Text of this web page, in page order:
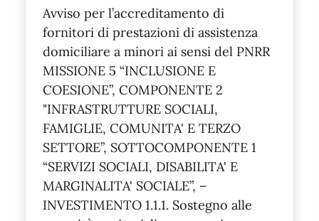
Avviso per l’accreditamento di
fornitori di prestazioni di assistenza
domiciliare a minori ai sensi del PNRR
MISSIONE 5 “INCLUSIONE E
COESIONE”, COMPONENTE 2
"INFRASTRUTTURE SOCIALI,
FAMIGLIE, COMUNITA' E TERZO
SETTORE”, SOTTOCOMPONENTE 1
“SERVIZI SOCIALI, DISABILITA' E
MARGINALITA' SOCIALE”, –
INVESTIMENTO 1.1.1. Sostegno alle